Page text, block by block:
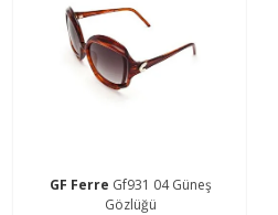
GF Ferre Gf931 04 Güneş
Gözlüğü